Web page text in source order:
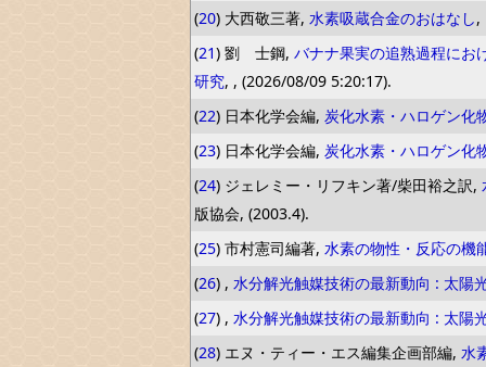
(20) 大西敬三著, 水素吸蔵合金のおはなし,
(21) 劉 士鋼, バナナ果実の追熟過程にお
研究, , (2026/08/09 5:20:17).
(22) 日本化学会編, 炭化水素・ハロゲン化
(23) 日本化学会編, 炭化水素・ハロゲン化
(24) ジェレミー・リフキン著/柴田裕之訳,
版協会, (2003.4).
(25) 市村憲司編著, 水素の物性・反応の機
(26) , 水分解光触媒技術の最新動向 : 太陽
(27) , 水分解光触媒技術の最新動向 : 太陽
(28) エヌ・ティー・エス編集企画部編, 水